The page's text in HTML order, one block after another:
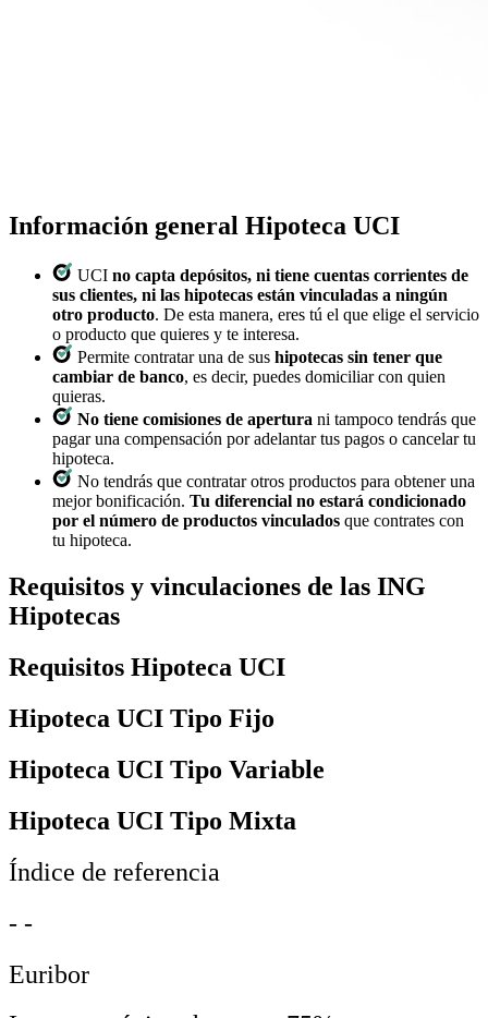
Información general Hipoteca UCI
UCI no capta depósitos, ni tiene cuentas corrientes de
sus clientes, ni las hipotecas están vinculadas a ningún
otro producto. De esta manera, eres tú el que elige el servicio
o producto que quieres y te interesa.
Permite contratar una de sus hipotecas sin tener que
cambiar de banco, es decir, puedes domiciliar con quien
quieras.
No tiene comisiones de apertura ni tampoco tendrás que
pagar una compensación por adelantar tus pagos o cancelar tu
hipoteca.
No tendrás que contratar otros productos para obtener una
mejor bonificación. Tu diferencial no estará condicionado
por el número de productos vinculados que contrates con
tu hipoteca.
Requisitos y vinculaciones de las ING
Hipotecas
Requisitos Hipoteca UCI
Hipoteca UCI Tipo Fijo
Hipoteca UCI Tipo Variable
Hipoteca UCI Tipo Mixta
Índice de referencia
- -
Euribor